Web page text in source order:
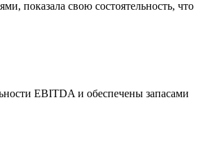
показала свою состоятельность, что
EBITDA и обеспечены запасами